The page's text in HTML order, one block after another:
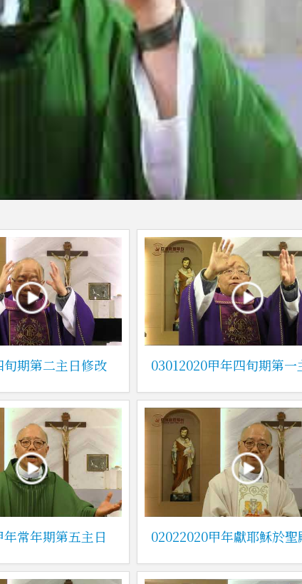
期第二主日修改 03012020甲年四旬期第一
常年期第五主日 02022020甲年獻耶穌於聖